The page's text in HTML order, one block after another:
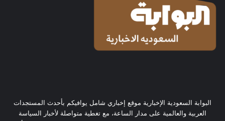
البوابة السعودية الإخبارية موقع إخباري شامل يوافيكم بأحدث المستجدات
العربية والعالمية على مدار الساعة، مع تغطية متواصلة لأخبار السياسة